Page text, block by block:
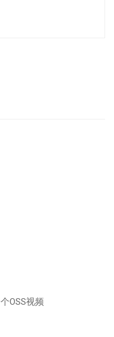
OSS视频